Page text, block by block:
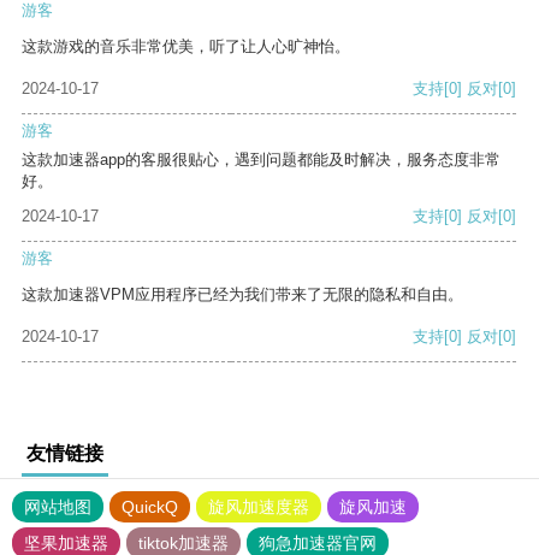
游客
这款游戏的音乐非常优美，听了让人心旷神怡。
2024-10-17 支持[0] 反对[0]
游客
这款加速器app的客服很贴心，遇到问题都能及时解决，服务态度非常
好。
2024-10-17
支持[0] 反对[0]
游客
这款加速器VPM应用程序已经为我们带来了无限的隐私和自由。
2024-10-17 支持[0] 反对[0]
友情链接
网站地图 QuickQ 旋风加速度器
旋风加速
坚果加速器
tiktok加速器
狗急加速器官网